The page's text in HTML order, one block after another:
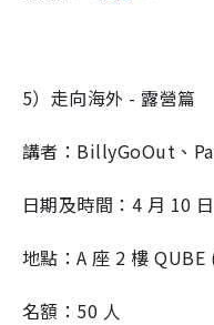
5）走向海外 - 露營篇
講者：BillyGoOut、
日期及時間：4 月 10
地點：A 座 2 樓 QUBE
名額：50 人